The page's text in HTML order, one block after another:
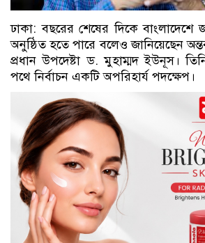
ঢাকা: বছরের শেষের দিকে বাংলাদেশে
অনুষ্ঠিত হতে পারে বলেও জানিয়েছেন
প্রধান উপদেষ্টা ড. মুহাম্মদ ইউনূস।
পথে নির্বাচন একটি অপরিহার্য পদক্ষেপ।